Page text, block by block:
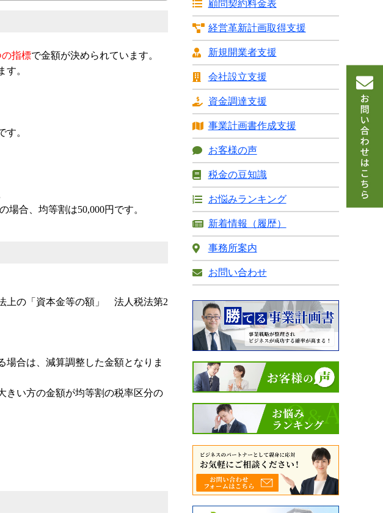
の指標で金額が決められています。
。
す。
合、均等割は50,000円です。
上の「資本金等の額」 法人税法第2
合は、減算調整した金額となりま
きい方の金額が均等割の税率区分の
顧問契約料金表
経営革新計画取得支援
新規開業者支援
会社設立支援
資金調達支援
事業計画書作成支援
お客様の声
税金の豆知識
お悩みランキング
新着情報（履歴）
事務所案内
お問い合わせ